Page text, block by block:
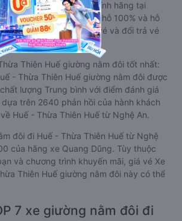
- Thừa Thiên Huế chính hãng tại
rẻ nhất, đảm bảo giữ chỗ 100% và hỗ
Tổng đài tư vấn, đặt vé và đổi trả vé
.
Thiên Huế giường nằm đôi tốt nhất:
- Thừa Thiên Huế giường nằm đôi được
lượng Trung bình với điểm đánh giá
trên 2640 phản hồi của hành khách
Huế - Thừa Thiên Huế từ Nghệ An.
đôi đi Huế - Thừa Thiên Huế từ Nghệ
của hãng xe Quang Dũng. Tùy thuộc
và chương trình khuyến mãi, giá vé Xe
Thiên Huế giường nằm đôi này có thể
7 xe giường nằm đôi đi